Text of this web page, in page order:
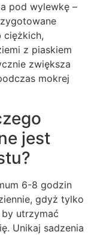
pod wylewkę –
ciężkich,
z piaskiem
zwiększa
mokrej
jest
6-8 godzin
gdyż tylko
utrzymać
Unikaj sadzenia